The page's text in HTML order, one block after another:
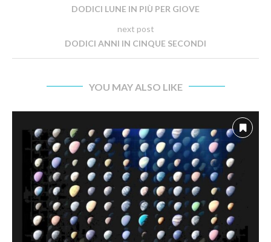
DODICI LUNE IN PIÙ PER GIOVE
next post
DODICI ANNI IN CINQUE SECONDI
YOU MAY ALSO LIKE